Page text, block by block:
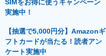
建設×テクノロジーの最前線
SIMをお得に使うキャンペーン
実施中！
【抽選で5,000円分】Amazonギ
フトカードが当たる！読者アン
ケート実施中